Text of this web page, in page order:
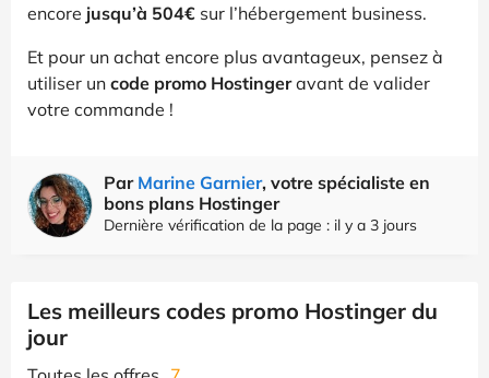
encore jusqu’à 504€ sur l’hébergement business.
Et pour un achat encore plus avantageux, pensez à
utiliser un code promo Hostingeravant de valider
votre commande !
Par Marine Garnier, votre spécialiste en
bons plans Hostinger
Dernière vérification de la page : il y a 3 jours
Les meilleurs codes promo Hostinger du
jour